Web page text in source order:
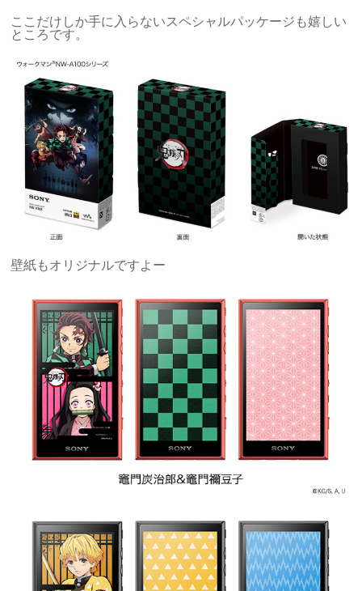
ここだけしか手に入らないスペシャルパッケージも嬉しい
ところです。
壁紙もオリジナルですよー